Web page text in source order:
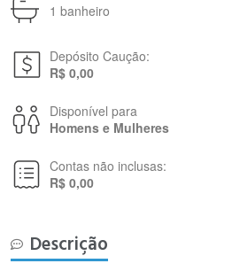
1 banheiro
Depósito Caução:
R$ 0,00
Disponível para
Homens e Mulheres
Contas não inclusas:
R$ 0,00
Descrição